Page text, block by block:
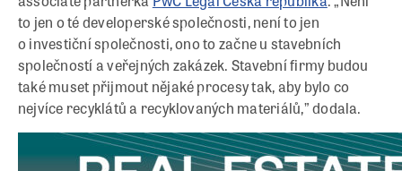
to jen o té developerské společnosti, není to jen
o investiční společnosti, ono to začne u stavebních
společností a veřejných zakázek. Stavební firmy budou
také muset přijmout nějaké procesy tak, aby bylo co
nejvíce recyklátů a recyklovaných materiálů,” dodala.